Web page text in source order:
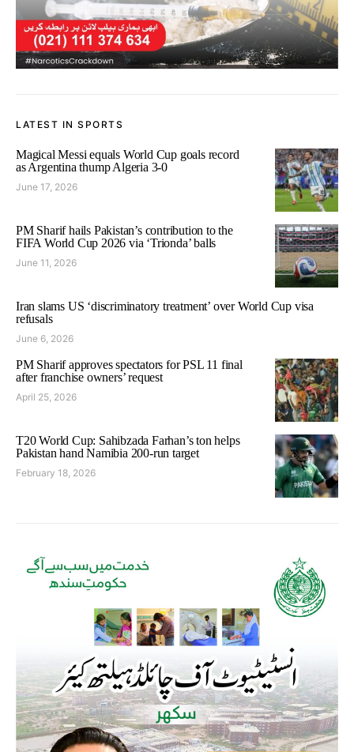
LATEST IN SPORTS
Magical Messi equals World Cup goals record
as Argentina thump Algeria 3-0
June 17, 2026
PM Sharif hails Pakistan’s contribution to the
FIFA World Cup 2026 via ‘Trionda’ balls
June 11, 2026
Iran slams US ‘discriminatory treatment’ over World Cup visa
refusals
June 6, 2026
PM Sharif approves spectators for PSL 11 final
after franchise owners’ request
April 25, 2026
T20 World Cup: Sahibzada Farhan’s ton helps
Pakistan hand Namibia 200-run target
February 18, 2026